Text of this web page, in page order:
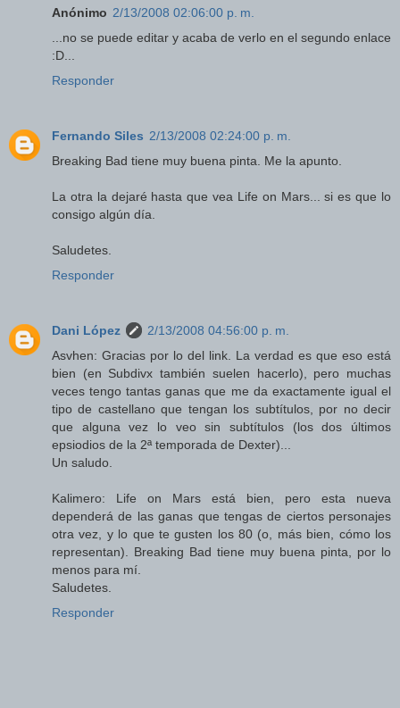
Anónimo 2/13/2008 02:06:00 p. m.
...no se puede editar y acaba de verlo en el segundo enlace
:D...
Responder
Fernando Siles 2/13/2008 02:24:00 p. m.
Breaking Bad tiene muy buena pinta. Me la apunto.
La otra la dejaré hasta que vea Life on Mars... si es que lo
consigo algún día.
Saludetes.
Responder
Dani López
2/13/2008 04:56:00 p. m.
Asvhen: Gracias por lo del link. La verdad es que eso está
bien (en Subdivx también suelen hacerlo), pero muchas
veces tengo tantas ganas que me da exactamente igual el
tipo de castellano que tengan los subtítulos, por no decir
que alguna vez lo veo sin subtítulos (los dos últimos
epsiodios de la 2ª temporada de Dexter)...
Un saludo.
Kalimero: Life on Mars está bien, pero esta nueva
dependerá de las ganas que tengas de ciertos personajes
otra vez, y lo que te gusten los 80 (o, más bien, cómo los
representan). Breaking Bad tiene muy buena pinta, por lo
menos para mí.
Saludetes.
Responder